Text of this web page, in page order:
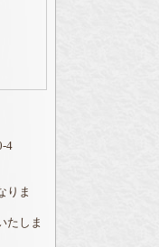
4
りま
たしま